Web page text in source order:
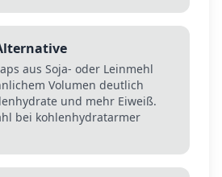
aus Soja- oder Leinmehl
Volumen deutlich
und mehr Eiweiß.
bei kohlenhydratarmer